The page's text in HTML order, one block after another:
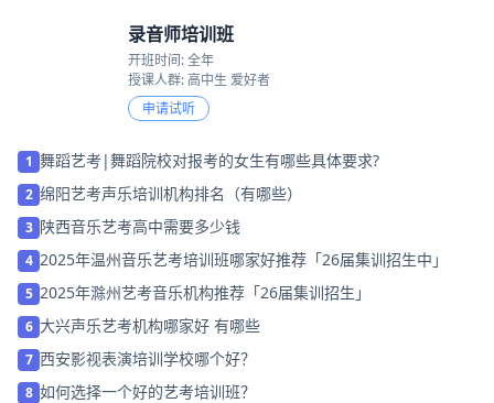
录音师培训班
开班时间: 全年
授课人群: 高中生 爱好者
申请试听
1 舞蹈艺考|舞蹈院校对报考的女生有哪些具体要求?
2 绵阳艺考声乐培训机构排名（有哪些）
3 陕西音乐艺考高中需要多少钱
4 2025年温州音乐艺考培训班哪家好推荐「26届集训招生中」
5 2025年滁州艺考音乐机构推荐「26届集训招生」
6 大兴声乐艺考机构哪家好 有哪些
7 西安影视表演培训学校哪个好？
8 如何选择一个好的艺考培训班？